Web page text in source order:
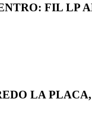
FIL LP
LA